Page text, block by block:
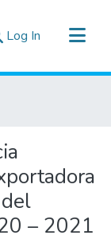
Log In (current)
– 2021